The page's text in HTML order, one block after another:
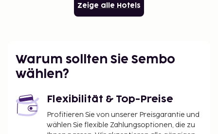
Zeige alle Hotels
Warum sollten Sie Sembo
wählen?
Flexibilität & Top-Preise
Profitieren Sie von unserer Preisgarantie und
wählen Sie flexible Zahlungsoptionen, die zu